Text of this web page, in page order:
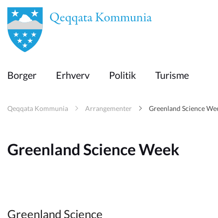
en
Borger
Erhverv
Politik
Turisme
Borger Erhverv Politik Turisme
Qeqqata Kommunia Arrangementer Greenland Science
Greenland Science Week
Greenland Science